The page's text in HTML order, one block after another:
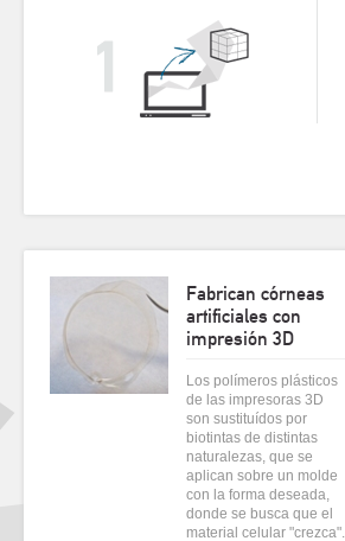
Fabrican córneas
artificiales con
impresión 3D
Los polímeros plásticos
de las impresoras 3D
son sustituídos por
biotintas de distintas
naturalezas, que se
aplican sobre un molde
con la forma deseada,
donde se busca que el
material celular "crezca".